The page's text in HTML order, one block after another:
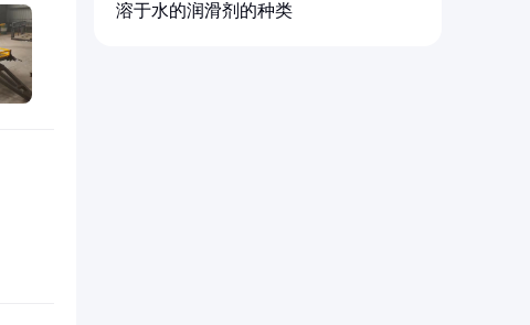
溶于水的润滑剂的种类